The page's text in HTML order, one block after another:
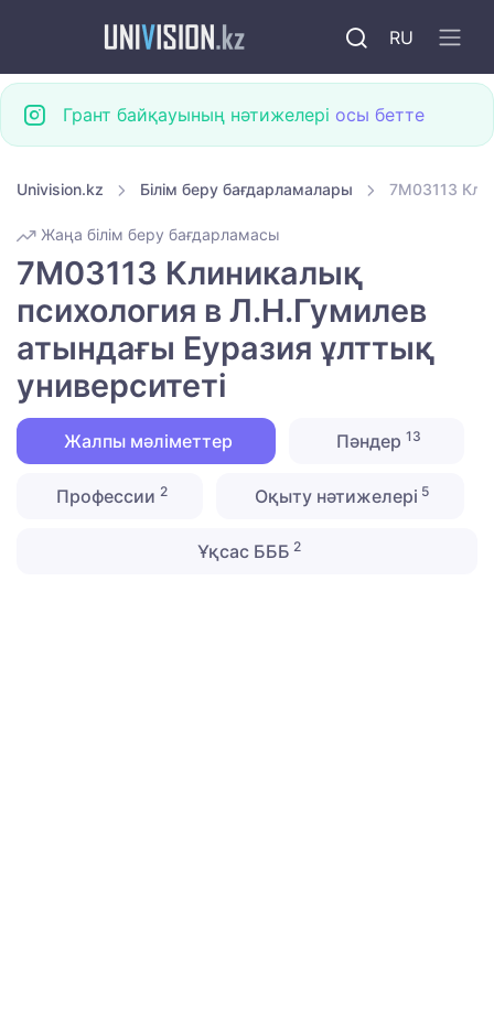
RU
Грант байқауының нәтижелері осы бетте
Univision.kz Білім беру бағдарламалары 7M03113
Жаңа білім беру бағдарламасы
7M03113 Клиникалық
психология в Л.Н.Гумилев
атындағы Еуразия ұлттық
университеті
Жалпы мәліметтер Пәндер 13
Профессии 2 Оқыту нәтижелері 5
Ұқсас БББ 2